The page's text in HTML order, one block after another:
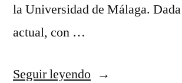
la Universidad de Málaga.
actual, con …
Seguir leyendo«Circuitos